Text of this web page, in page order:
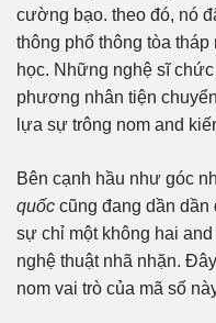
cường bạo. theo đó, nó
thông phổ thông tòa tháp
học. Những nghệ sĩ
phương nhân tiện
lựa sự trông nom and
Bên cạnh hầu như góc
quốc cũng đang dần
sự chỉ một không hai
nghệ thuật nhã nhặn.
nom vai trò của mã số